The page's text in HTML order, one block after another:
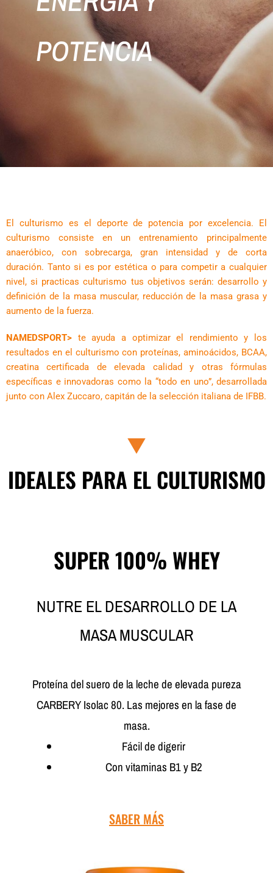
POTENCIA
El culturismo es el deporte de potencia por excelencia. El
culturismo consiste en un entrenamiento principalmente
anaeróbico, con sobrecarga, gran intensidad y de corta
duración. Tanto si es por estética o para competir a cualquier
nivel, si practicas culturismo tus objetivos serán: desarrollo y
definición de la masa muscular, reducción de la masa grasa y
aumento de la fuerza.
NAMEDSPORT> te ayuda a optimizar el rendimiento y los
resultados en el culturismo con proteínas, aminoácidos, BCAA,
creatina certificada de elevada calidad y otras fórmulas
específicas e innovadoras como la “todo en uno”, desarrollada
junto con Alex Zuccaro, capitán de la selección italiana de IFBB.
IDEALES PARA EL CULTURISMO
SUPER 100% WHEY
NUTRE EL DESARROLLO DE LA
MASA MUSCULAR
Proteína del suero de la leche de elevada pureza
CARBERY Isolac 80. Las mejores en la fase de
masa.
Fácil de digerir
Con vitaminas B1 y B2
SABER MÁS